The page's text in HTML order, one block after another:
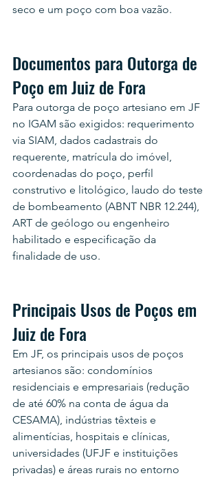
seco e um poço com boa vazão.
Documentos para Outorga de
Poço em Juiz de Fora
Para outorga de poço artesiano em JF
no IGAM são exigidos: requerimento
via SIAM, dados cadastrais do
requerente, matrícula do imóvel,
coordenadas do poço, perfil
construtivo e litológico, laudo do teste
de bombeamento (ABNT NBR 12.244),
ART de geólogo ou engenheiro
habilitado e especificação da
finalidade de uso.
Principais Usos de Poços em
Juiz de Fora
Em JF, os principais usos de poços
artesianos são: condomínios
residenciais e empresariais (redução
de até 60% na conta de água da
CESAMA), indústrias têxteis e
alimentícias, hospitais e clínicas,
universidades (UFJF e instituições
privadas) e áreas rurais no entorno